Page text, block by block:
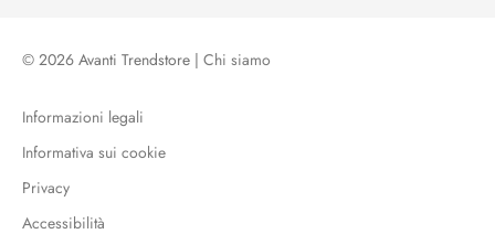
© 2026 Avanti Trendstore | Chi siamo
Informazioni legali
Informativa sui cookie
Privacy
Accessibilità